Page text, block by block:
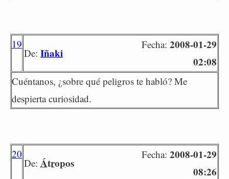
19
De: Iñaki
Fecha: 2008-01-29
02:08
Cuéntanos, ¿sobre qué peligros te habló? Me
despierta curiosidad.
20
De: Átropos
Fecha: 2008-01-29
08:26